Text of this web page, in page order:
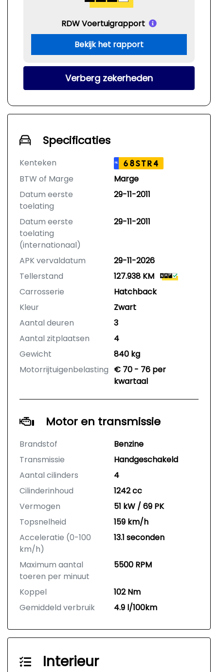
RDW Voertuigrapport
Bekijk het rapport
Verberg zekerheden
Specificaties
Kenteken NL 68STR4
BTW of Marge
Marge
Datum eerste
toelating
29-11-2011
Datum eerste
toelating
(internationaal)
29-11-2011
APK vervaldatum
29-11-2026
Tellerstand
127.938 KM
Carrosserie
Hatchback
Kleur
Zwart
Aantal deuren
3
Aantal zitplaatsen
4
Gewicht
840 kg
Motorrijtuigenbelasting € 70 - 76 per
kwartaal
Motor en transmissie
Brandstof
Benzine
Transmissie
Handgeschakeld
Aantal cilinders
4
Cilinderinhoud
1242 cc
Vermogen
51 kW / 69 PK
Topsnelheid
159 km/h
Acceleratie (0-100
km/h)
13.1 seconden
Maximum aantal
toeren per minuut
5500 RPM
Koppel
102 Nm
Gemiddeld verbruik
4.9 l/100km
Interieur